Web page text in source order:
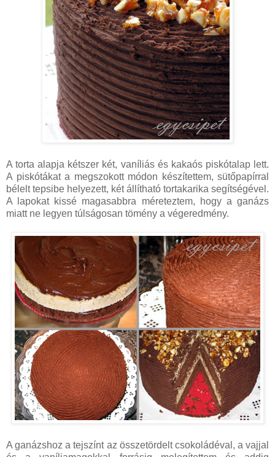
A torta alapja kétszer két, vaníliás és kakaós piskótalap lett.
A piskótákat a megszokott módon készítettem, sütőpapírral
bélelt tepsibe helyezett, két állítható tortakarika segítségével.
A lapokat kissé magasabbra méreteztem, hogy a ganázs
miatt ne legyen túlságosan tömény a végeredmény.
A ganázshoz a tejszínt az összetördelt csokoládéval, a vajjal